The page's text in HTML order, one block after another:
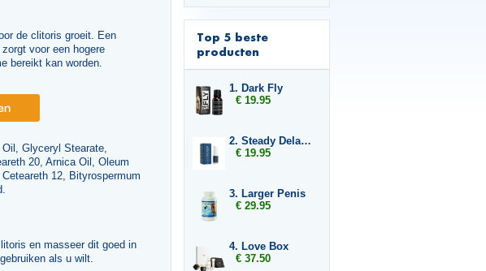
de clitoris groeit. Een
voor een hogere
bereikt kan worden.
Glyceryl Stearate,
20, Arnica Oil, Oleum
12, Bityrospermum
en masseer dit goed in
als u wilt.
Top 5 beste
producten
1. Dark Fly
€ 19.95
2. Steady Delay Gel
€ 19.95
3. Larger Penis
€ 29.95
4. Love Box
€ 37.50